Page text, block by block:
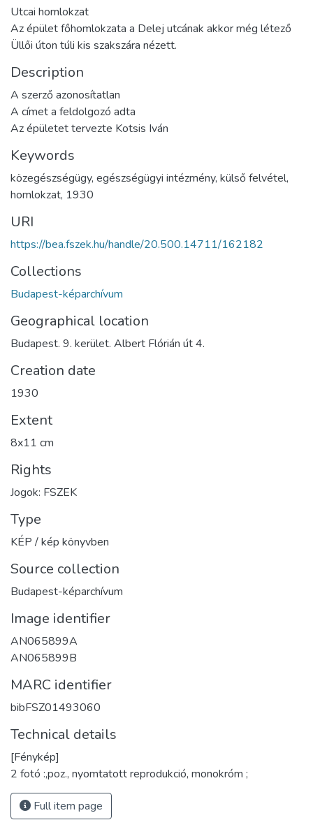
Utcai homlokzat
Az épület főhomlokzata a Delej utcának akkor még létező
Üllői úton túli kis szakszára nézett.
Description
A szerző azonosítatlan
A címet a feldolgozó adta
Az épületet tervezte Kotsis Iván
Keywords
közegészségügy, egészségügyi intézmény, külső felvétel,
homlokzat, 1930
URI
https://bea.fszek.hu/handle/20.500.14711/162182
Collections
Budapest-képarchívum
Geographical location
Budapest. 9. kerület. Albert Flórián út 4.
Creation date
1930
Extent
8x11 cm
Rights
Jogok: FSZEK
Type
KÉP / kép könyvben
Source collection
Budapest-képarchívum
Image identifier
AN065899A
AN065899B
MARC identifier
bibFSZ01493060
Technical details
[Fénykép]
2 fotó :,poz., nyomtatott reprodukció, monokróm ;
Full item page